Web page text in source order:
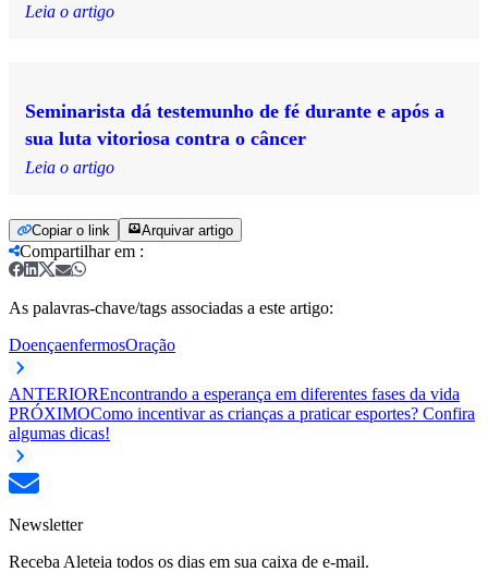
Leia o artigo
Seminarista dá testemunho de fé durante e após a
sua luta vitoriosa contra o câncer
Leia o artigo
Copiar o link Arquivar artigo
Compartilhar em :
As palavras-chave/tags associadas a este artigo:
DoençaenfermosOração
ANTERIOREncontrando a esperança em diferentes fases da vida
PRÓXIMOComo incentivar as crianças a praticar esportes? Confira
algumas dicas!
Newsletter
Receba Aleteia todos os dias em sua caixa de e-mail.